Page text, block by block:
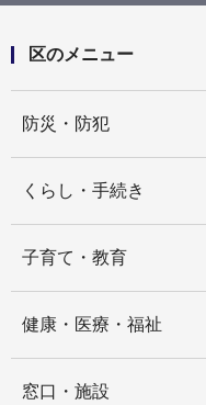
区のメニュー
防災・防犯
くらし・手続き
子育て・教育
健康・医療・福祉
窓口・施設